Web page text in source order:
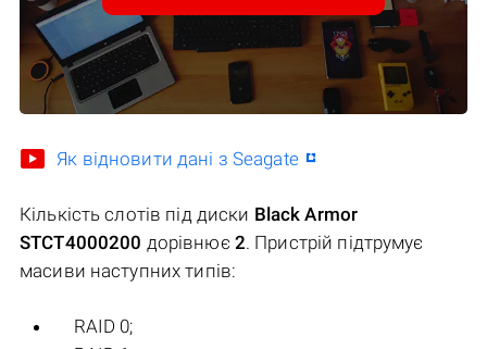
Як відновити дані з Seagate
Кількість слотів під диски Black Armor
STCT4000200 дорівнює 2. Пристрій підтрумує
масиви наступних типів:
RAID 0;